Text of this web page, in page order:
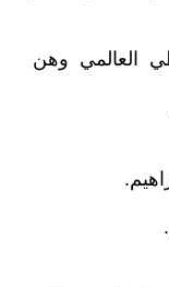
العالمي وهن